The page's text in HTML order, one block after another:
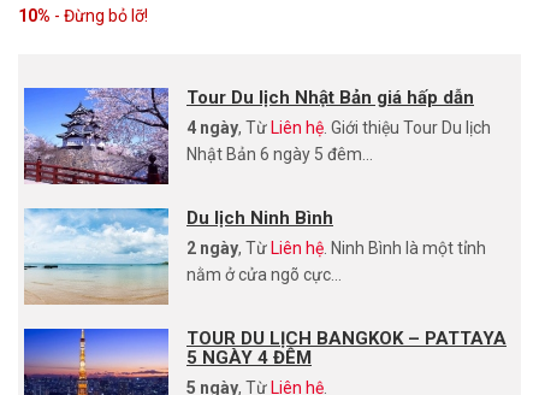
10% - Đừng bỏ lỡ!
Tour Du lịch Nhật Bản giá hấp dẫn
4 ngày, Từ Liên hệ . Giới thiệu Tour Du lịch
Nhật Bản 6 ngày 5 đêm...
Du lịch Ninh Bình
2 ngày, Từ Liên hệ . Ninh Bình là một tỉnh
nằm ở cửa ngõ cực...
TOUR DU LỊCH BANGKOK – PATTAYA
5 NGÀY 4 ĐÊM
5 ngày, Từ Liên hệ